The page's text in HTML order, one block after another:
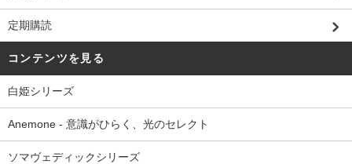
定期購読
コンテンツを見る
白姫シリーズ
Anemone - 意識がひらく、光のセレクト
ソマヴェディックシリーズ